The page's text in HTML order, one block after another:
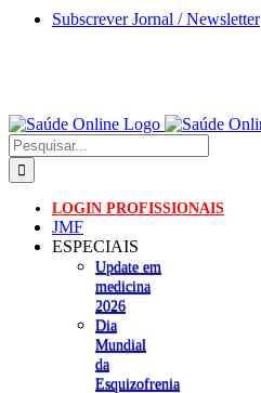
Skip
Subscrever Jornal / Newsletter
Pesquisar
LOGIN PROFISSIONAIS
JMF
ESPECIAIS
Update em
medicina
2026
Dia
Mundial
da
Esquizofrenia